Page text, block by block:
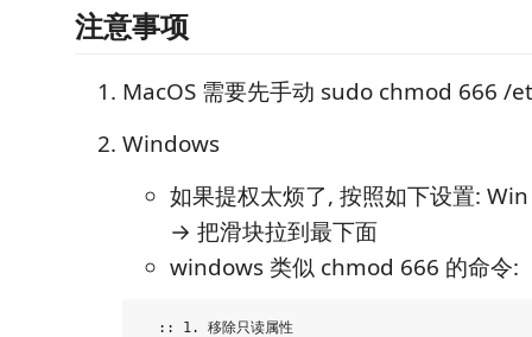
注意事项
MacOS 需要先手动 sudo chmod 666 /
Windows
如果提权太烦了, 按照如下设置:
→ 把滑块拉到最下面
windows 类似 chmod 666 的命令:
  :: 1. 移除只读属性